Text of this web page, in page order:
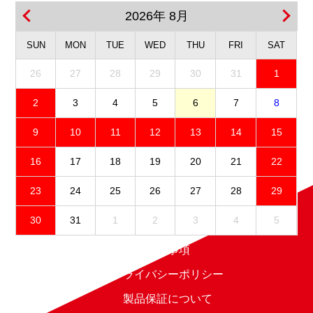
2026年 8月
SUN MON TUE WED THU FRI SAT
26 27 28 29 30 31 1
2 3 4 5 6 7 8
9 10 11 12 13 14 15
16 17 18 19 20 21 22
23 24 25 26 27 28 29
30 31 1 2 3 4 5
免責事項
プライバシーポリシー
製品保証について